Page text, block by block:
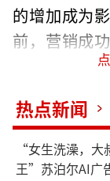
的增加成为
前，营销成
量。如今，
尔佳需要找到
净利润
热点新闻
“女生洗澡，
王”苏泊尔AI广